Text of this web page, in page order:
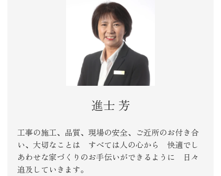
進士 芳
工事の施工、品質、現場の安全、ご近所のお付き合
い、大切なことは すべては人の心から 快適でし
あわせな家づくりのお手伝いができるように 日々
追及していきます。